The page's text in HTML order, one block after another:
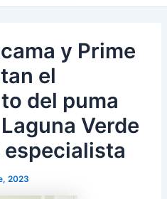
y Prime
el
del puma
Verde
2023